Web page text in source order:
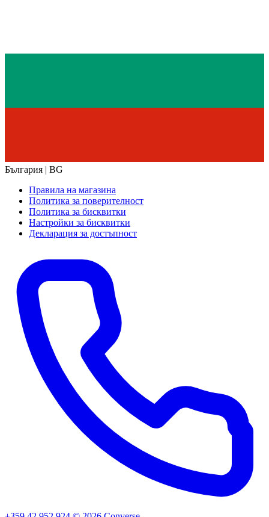
България | BG
Правила на магазина
Политика за поверителност
Политика за бисквитки
Настройки за бисквитки
Декларация за достъпност